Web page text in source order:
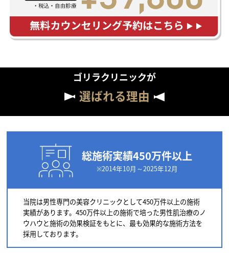
ゴリラクリニックが
選ばれる理由
総施術実績450万件以上
※2014年10月～2025年12月
当院は男性専門の美容クリニックとして450万件以上の施術
実績があります。450万件以上の施術で培った男性肌治療のノ
ウハウと施術の効果検証をもとに、最も効果的な施術方法を
採用しております。